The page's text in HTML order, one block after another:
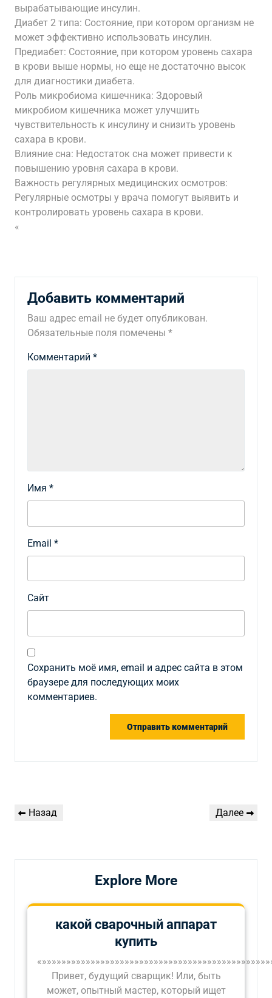
вырабатывающие инсулин.
Диабет 2 типа: Состояние‚ при котором организм не
может эффективно использовать инсулин.
Предиабет: Состояние‚ при котором уровень сахара
в крови выше нормы‚ но еще не достаточно высок
для диагностики диабета.
Роль микробиома кишечника: Здоровый
микробиом кишечника может улучшить
чувствительность к инсулину и снизить уровень
сахара в крови.
Влияние сна: Недостаток сна может привести к
повышению уровня сахара в крови.
Важность регулярных медицинских осмотров:
Регулярные осмотры у врача помогут выявить и
контролировать уровень сахара в крови.
«
Добавить комментарий
Ваш адрес email не будет опубликован.
Обязательные поля помечены *
Комментарий *
Имя *
Email *
Сайт
Сохранить моё имя, email и адрес сайта в этом
браузере для последующих моих
комментариев.
по
Предыдущая
Назад
Следующая
Далее
Explore More
какой сварочный аппарат
купить
Привет, будущий сварщик! Или, быть
может, опытный мастер, который ищет